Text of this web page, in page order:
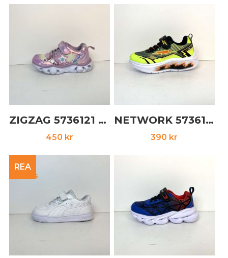
ZIGZAG 5736121 rosa
450 kr
NETWORK 5736115 grön
390 kr
REA